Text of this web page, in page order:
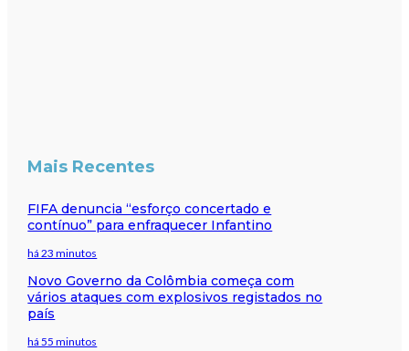
Mais Recentes
FIFA denuncia “esforço concertado e
contínuo” para enfraquecer Infantino
há 23 minutos
Novo Governo da Colômbia começa com
vários ataques com explosivos registados no
país
há 55 minutos